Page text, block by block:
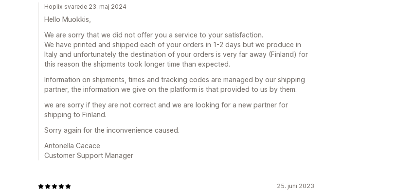
Hoplix svarede 23. maj 2024
Hello Muokkis,
We are sorry that we did not offer you a service to your satisfaction.
We have printed and shipped each of your orders in 1-2 days but we produce in
Italy and unfortunately the destination of your orders is very far away (Finland) for
this reason the shipments took longer time than expected.
Information on shipments, times and tracking codes are managed by our shipping
partner, the information we give on the platform is that provided to us by them.
we are sorry if they are not correct and we are looking for a new partner for
shipping to Finland.
Sorry again for the inconvenience caused.
Antonella Cacace
Customer Support Manager
25. juni 2023